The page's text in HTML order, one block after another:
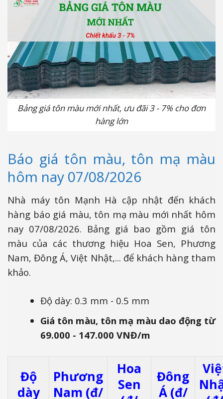
Bảng giá tôn màu mới nhất, ưu đãi 3 - 7% cho đơn
hàng lớn
Báo giá tôn màu, tôn mạ màu
hôm nay 07/08/2026
Nhà máy tôn Mạnh Hà cập nhật đến khách
hàng báo giá màu, tôn mạ màu mới nhất hôm
nay 07/08/2026. Bảng giá bao gồm giá tôn
màu của các thương hiệu Hoa Sen, Phương
Nam, Đông Á, Việt Nhật,... để khách hàng tham
khảo.
Độ dày: 0.3 mm - 0.5 mm
Giá tôn màu, tôn mạ màu dao động từ
69.000 - 147.000 VNĐ/m
Độ
dày
Phương
Nam (đ/
Hoa
Sen
Đông
Á (đ/